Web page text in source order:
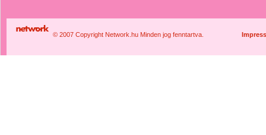
© 2007 Copyright Network.hu Minden jog fenntartva.